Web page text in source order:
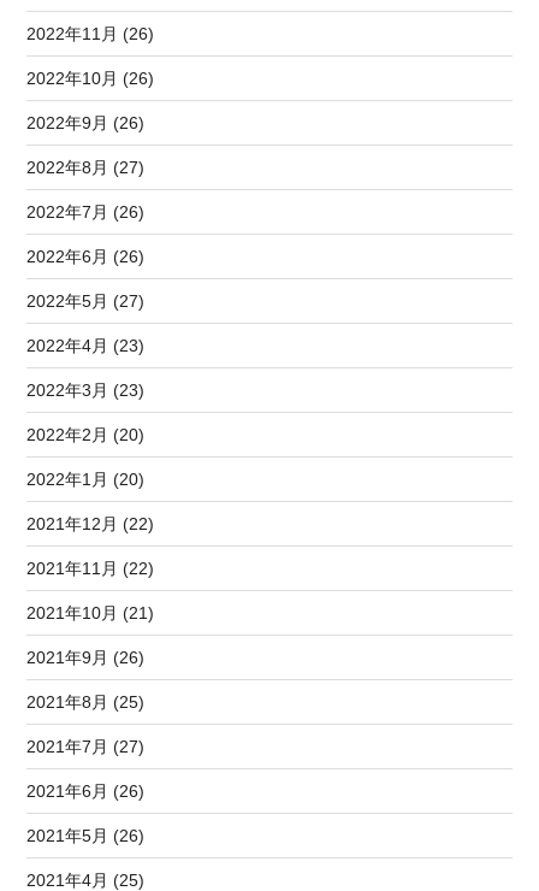
2022年11月 (26)
2022年10月 (26)
2022年9月 (26)
2022年8月 (27)
2022年7月 (26)
2022年6月 (26)
2022年5月 (27)
2022年4月 (23)
2022年3月 (23)
2022年2月 (20)
2022年1月 (20)
2021年12月 (22)
2021年11月 (22)
2021年10月 (21)
2021年9月 (26)
2021年8月 (25)
2021年7月 (27)
2021年6月 (26)
2021年5月 (26)
2021年4月 (25)